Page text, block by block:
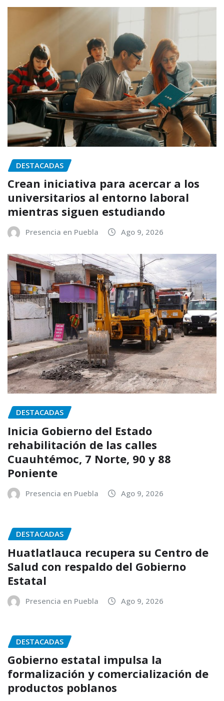
DESTACADAS
Crean iniciativa para acercar a los
universitarios al entorno laboral
mientras siguen estudiando
Presencia en Puebla Ago 9, 2026
DESTACADAS
Inicia Gobierno del Estado
rehabilitación de las calles
Cuauhtémoc, 7 Norte, 90 y 88
Poniente
Presencia en Puebla Ago 9, 2026
DESTACADAS
Huatlatlauca recupera su Centro de
Salud con respaldo del Gobierno
Estatal
Presencia en Puebla Ago 9, 2026
DESTACADAS
Gobierno estatal impulsa la
formalización y comercialización de
productos poblanos